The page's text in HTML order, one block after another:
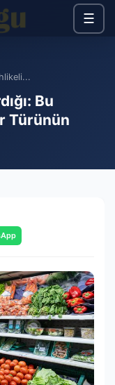
☰
Bu
Türünün